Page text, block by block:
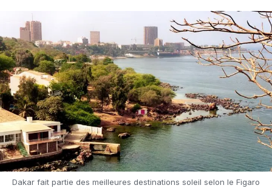
Dakar fait partie des meilleures destinations soleil selon le Figaro